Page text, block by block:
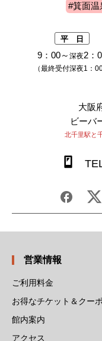
#箕面温
平 日
9：00～ 深夜2：
（最終受付深夜1：00
大阪
ビーバ
北千里駅と
営業情報
ご利用料金
お得なチケット＆クー
館内案内
アクセス